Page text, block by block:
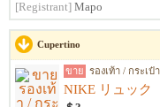
[Registrant] Mapo
Cupertino
ขาย รองเท้า / กระเป๋า
NIKE リュック